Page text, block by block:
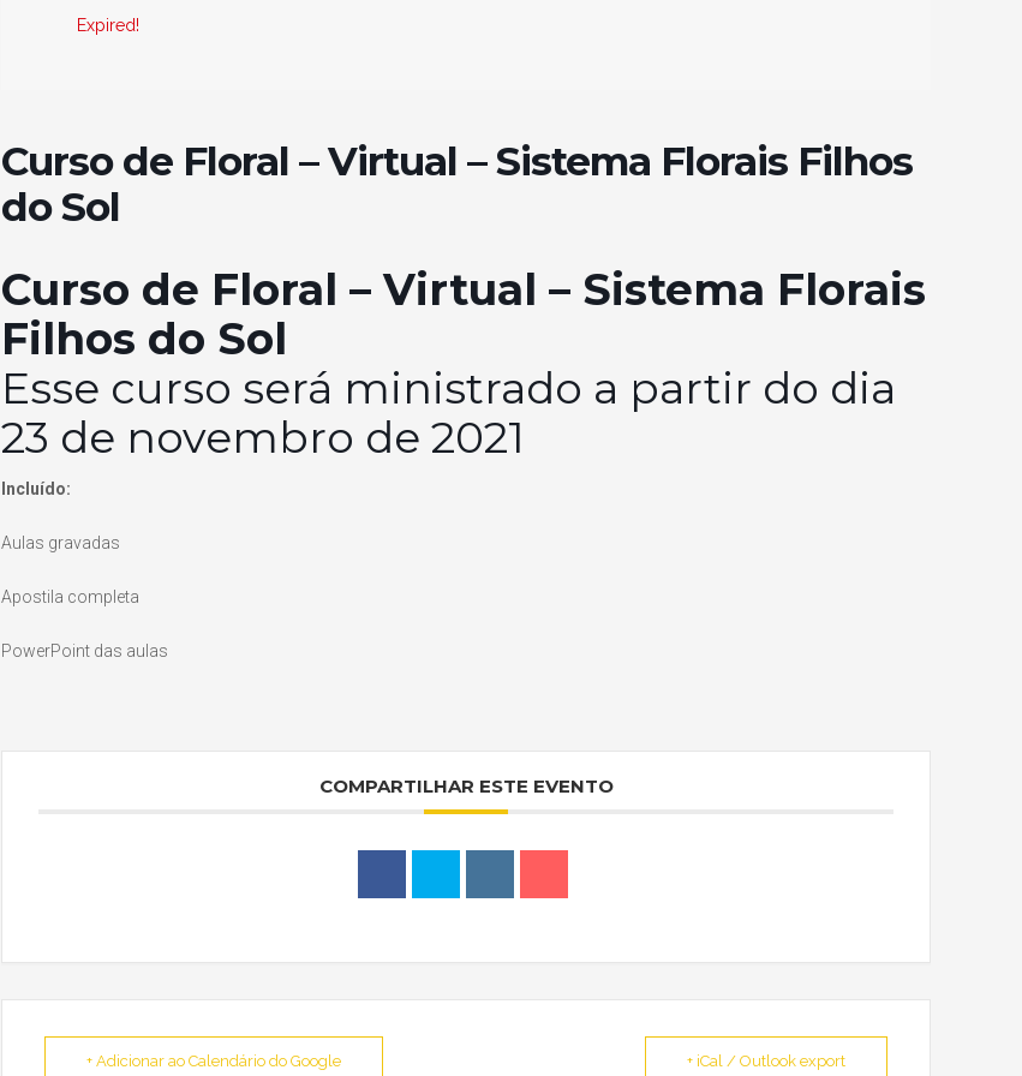
Expired!
Curso de Floral – Virtual – Sistema Florais Filhos
do Sol
Curso de Floral – Virtual – Sistema Florais
Filhos do Sol
Esse curso será ministrado a partir do dia
23 de novembro de 2021
Incluído:
Aulas gravadas
Apostila completa
PowerPoint das aulas
COMPARTILHAR ESTE EVENTO
+ Adicionar ao Calendário do Google + iCal / Outlook export